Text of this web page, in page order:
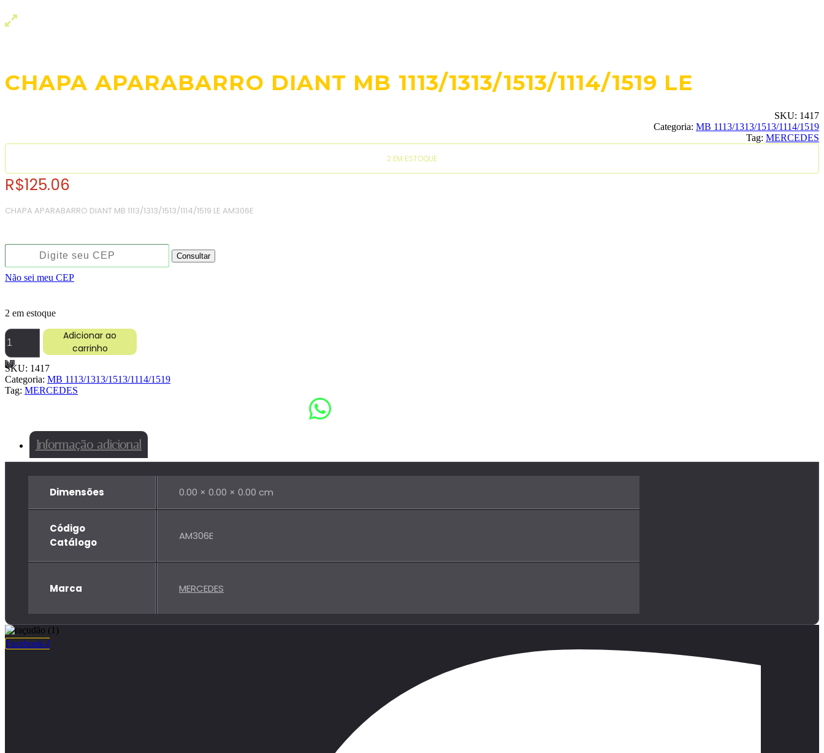
CHAPA APARABARRO DIANT MB 1113/1313/1513/1114/1519 LE
SKU: 1417
Categoria: MB 1113/1313/1513/1114/1519
Tag: MERCEDES
2 EM ESTOQUE
R$125.06
CHAPA APARABARRO DIANT MB 1113/1313/1513/1114/1519 LE AM306E
Consultar
Não sei meu CEP
2 em estoque
CHAPA
APARABARRO
DIANT
MB
1113/1313/1513/1114/1519
LE
Adicionar ao
carrinho
SKU: 1417
Categoria: MB 1113/1313/1513/1114/1519
Tag: MERCEDES
Informação adicional
Dimensões 0.00 × 0.00 × 0.00 cm
Código
Catálogo
AM306E
Marca MERCEDES
Facebook-f